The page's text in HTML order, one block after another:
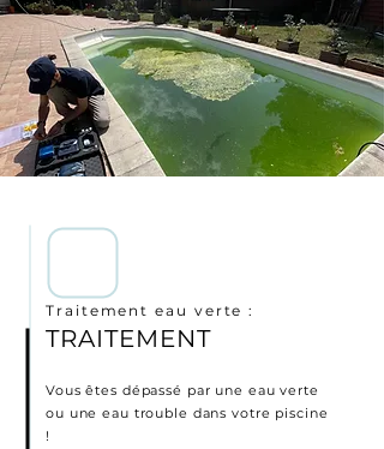
TRAITEMENT
Traitement eau verte :
Vous êtes dépassé par une eau verte
ou une eau trouble dans votre piscine
!